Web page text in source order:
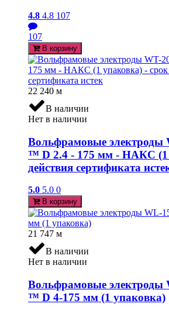
4.8 4.8 107
107
В корзину
22 240 м
В наличии
Нет в наличии
Вольфрамовые
™ D 2.4 - 175 мм - НАКС (1
действия сертификата
5.0 5.0 0
В корзину
21 747 м
В наличии
Нет в наличии
Вольфрамовые
™ D 4-175 мм (1 упаковка)